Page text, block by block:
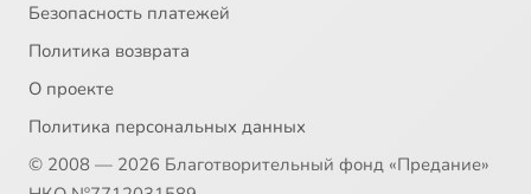
Безопасность платежей
Политика возврата
О проекте
Политика персональных данных
© 2008 — 2026 Благотворительный фонд «Предание»